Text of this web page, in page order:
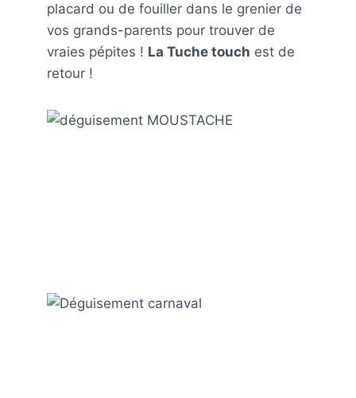
placard ou de fouiller dans le grenier de
vos grands-parents pour trouver de
vraies pépites ! La Tuche touch est de
retour !